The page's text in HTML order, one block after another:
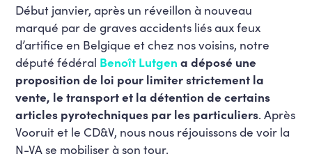
Début janvier, après un réveillon à nouveau
marqué par de graves accidents liés aux feux
d’artifice en Belgique et chez nos voisins, notre
député fédéral Benoît Lutgen a déposé une
proposition de loi pour limiter strictement la
vente, le transport et la détention de certains
articles pyrotechniques par les particuliers. Après
Vooruit et le CD&V, nous nous réjouissons de voir la
N-VA se mobiliser à son tour.